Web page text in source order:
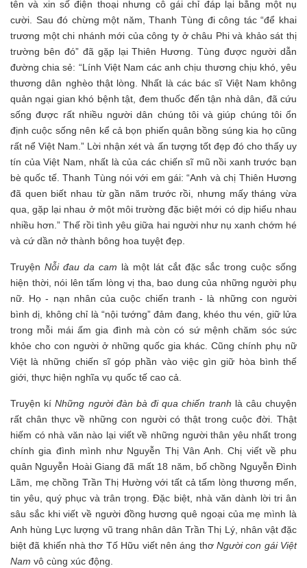
tên và xin số điện thoại nhưng cô gái chỉ đáp lại bằng một nụ
cười. Sau đó chừng một năm, Thanh Tùng đi công tác “để khai
trương một chi nhánh mới của công ty ở châu Phi và khảo sát thị
trường bên đó” đã gặp lại Thiên Hương. Tùng được người dẫn
đường chia sẻ: “Lính Việt Nam các anh chịu thương chịu khó, yêu
thương dân nghèo thật lòng. Nhất là các bác sĩ Việt Nam không
quản ngại gian khó bệnh tật, đem thuốc đến tận nhà dân, đã cứu
sống được rất nhiều người dân chúng tôi và giúp chúng tôi ổn
định cuộc sống nên kể cả bọn phiến quân bồng súng kia họ cũng
rất nể Việt Nam.” Lời nhận xét và ấn tượng tốt đẹp đó cho thấy uy
tín của Việt Nam, nhất là của các chiến sĩ mũ nồi xanh trước bạn
bè quốc tế. Thanh Tùng nói với em gái: “Anh và chị Thiên Hương
đã quen biết nhau từ gần năm trước rồi, nhưng mấy tháng vừa
qua, gặp lại nhau ở một môi trường đặc biệt mới có dịp hiểu nhau
nhiều hơn.” Thế rồi tình yêu giữa hai người như nụ xanh chớm hé
và cứ dần nở thành bông hoa tuyệt đẹp.
Truyện Nỗi đau da cam là một lát cắt đặc sắc trong cuộc sống
hiện thời, nói lên tấm lòng vị tha, bao dung của những người phụ
nữ. Họ - nạn nhân của cuộc chiến tranh - là những con người
bình dị, không chỉ là “nội tướng” đảm đang, khéo thu vén, giữ lửa
trong mỗi mái ấm gia đình mà còn có sứ mệnh chăm sóc sức
khỏe cho con người ở những quốc gia khác. Cũng chính phụ nữ
Việt là những chiến sĩ góp phần vào việc gìn giữ hòa bình thế
giới, thực hiện nghĩa vụ quốc tế cao cả.
Truyện kíNhững người đàn bà đi qua chiến tranh là câu chuyện
rất chân thực về những con người có thật trong cuộc đời. Thật
hiếm có nhà văn nào lại viết về những người thân yêu nhất trong
chính gia đình mình như Nguyễn Thị Vân Anh. Chị viết về phu
quân Nguyễn Hoài Giang đã mất 18 năm, bố chồng Nguyễn Đình
Lãm, mẹ chồng Trần Thị Hường với tất cả tấm lòng thương mến,
tin yêu, quý phục và trân trọng. Đặc biệt, nhà văn dành lời tri ân
sâu sắc khi viết về người đồng hương quê ngoại của mẹ mình là
Anh hùng Lực lượng vũ trang nhân dân Trần Thị Lý, nhân vật đặc
biệt đã khiến nhà thơ Tố Hữu viết nên áng thơ Người con gái Việt
Nam vô cùng xúc động.